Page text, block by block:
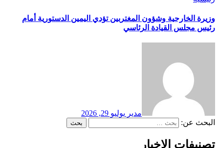
وزيرة الخارجية وشؤون المغتربين تؤدي اليمين الدستورية أمام
رئيس مجلس القيادة الرئاسي
مدير يوليو 29, 2026
البحث عن:
تصنيفات الاخبار